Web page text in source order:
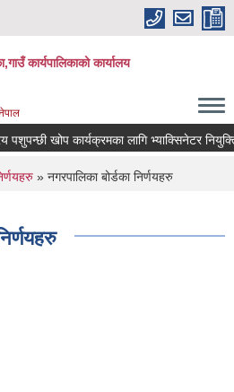
कार्यपालिकाको कार्यालय
पशुपन्छी खोप कार्यक्रमका लागि भ्याक्सिनेटर
» नगरपालिका बोर्डका निर्णयहरु